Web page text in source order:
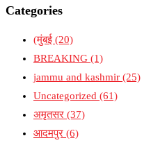
Categories
(मुंबई (20)
BREAKING (1)
jammu and kashmir (25)
Uncategorized (61)
अमृतसर (37)
आदमपुर (6)